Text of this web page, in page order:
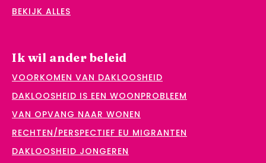
BEKIJK ALLES
Ik wil ander beleid
VOORKOMEN VAN DAKLOOSHEID
DAKLOOSHEID IS EEN WOONPROBLEEM
VAN OPVANG NAAR WONEN
RECHTEN/PERSPECTIEF EU MIGRANTEN
DAKLOOSHEID JONGEREN